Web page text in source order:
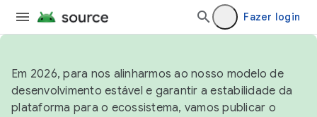
Fazer login
Em 2026, para nos alinharmos ao nosso modelo de
desenvolvimento estável e garantir a estabilidade da
plataforma para o ecossistema, vamos publicar o